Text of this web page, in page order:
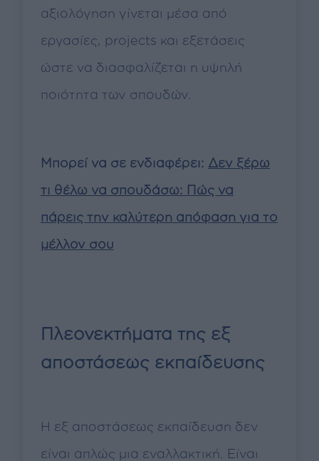
αξιολόγηση γίνεται μέσα από
εργασίες, projects και εξετάσεις
ώστε να διασφαλίζεται η υψηλή
ποιότητα των σπουδών.
Μπορεί να σε ενδιαφέρει: Δεν ξέρω
τι θέλω να σπουδάσω: Πώς να
πάρεις την καλύτερη απόφαση για το
μέλλον σου
Πλεονεκτήματα της εξ
αποστάσεως εκπαίδευσης
Η εξ αποστάσεως εκπαίδευση δεν
είναι απλώς μια εναλλακτική. Είναι